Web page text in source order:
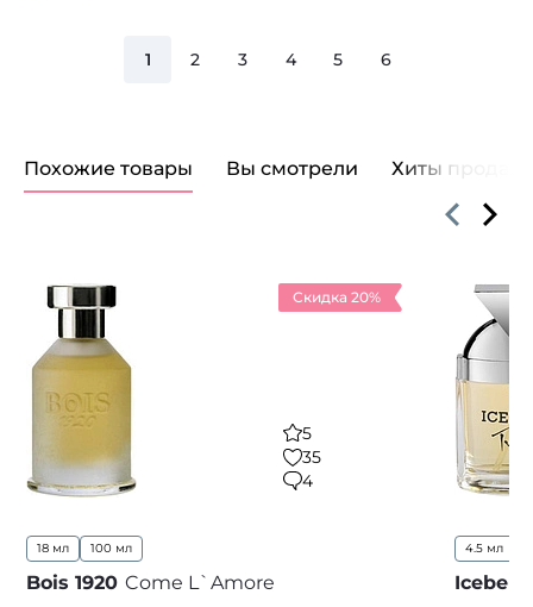
1 2 3 4 5 6
Похожие товары Вы смотрели Хиты продаж
Скидка 20%
5
35
4
18 мл 100 мл
Bois 1920 Come L`Amore
4.5 мл
Iceberg